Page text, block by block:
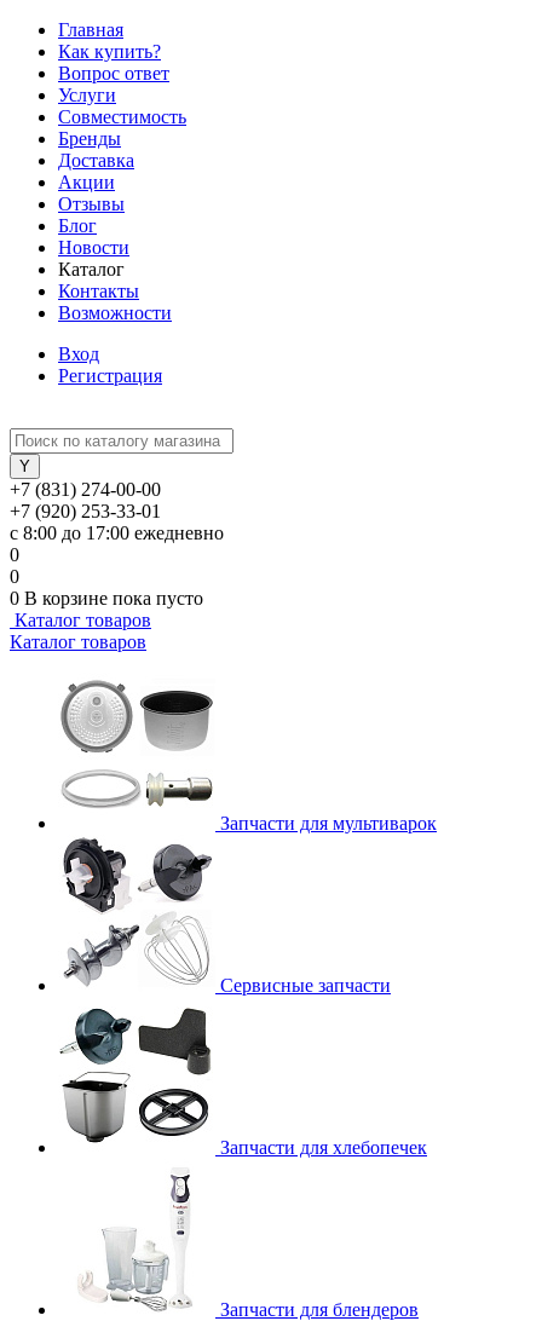
Главная
Как купить?
Вопрос ответ
Услуги
Совместимость
Бренды
Доставка
Акции
Отзывы
Блог
Новости
Каталог
Контакты
Возможности
Вход
Регистрация
+7 (831) 274-00-00
+7 (920) 253-33-01
с 8:00 до 17:00 ежедневно
0
0
0 В корзине пока пусто
Каталог товаров
Каталог товаров
Запчасти для мультиварок
Сервисные запчасти
Запчасти для хлебопечек
Запчасти для блендеров